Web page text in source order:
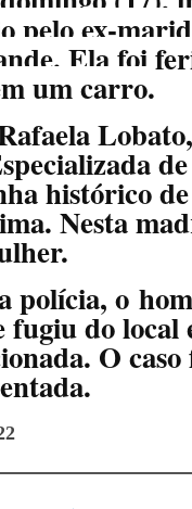
pelo ex-
Ela foi
um carro.
Lobato,
histórico
Nesta
polícia, o
fugiu do local
O